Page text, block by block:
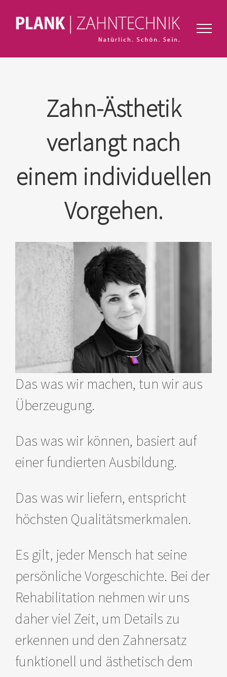
Zahn-Ästhetik
verlangt nach
einem individuellen
Vorgehen.
Das was wir machen, tun wir aus
Überzeugung.
Das was wir können, basiert auf
einer fundierten Ausbildung.
Das was wir liefern, entspricht
höchsten Qualitätsmerkmalen.
Es gilt, jeder Mensch hat seine
persönliche Vorgeschichte. Bei der
Rehabilitation nehmen wir uns
daher viel Zeit, um Details zu
erkennen und den Zahnersatz
funktionell und ästhetisch dem